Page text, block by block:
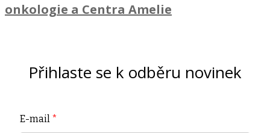
onkologie a Centra Amelie
Přihlaste se k odběru novinek
E-mail *